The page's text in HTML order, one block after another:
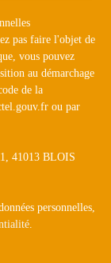
pas faire l'objet de
vous pouvez
au démarchage
de la
ou par
41013 BLOIS
personnelles,